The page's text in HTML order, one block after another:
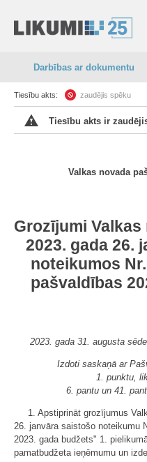
Darbības ar dokumentu
Tiesību akts: zaudējis spēku
Tiesību akts ir
Valkas novada
Grozījumi
2023. gada 26.
noteikumos
pašvaldības
2023. gada 31. augusta
Izdoti saskaņā ar
1. punktu,
6. pantu un 41.
1. Apstiprināt grozījumus
26. janvāra saistošo noteikumu
2023. gada budžets" 1.
pamatbudžeta ieņēmumu un